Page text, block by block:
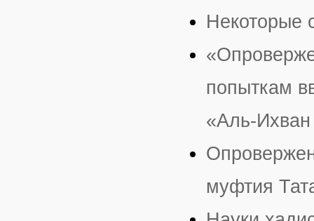
Некоторые
попыткам
«Аль-
муфтия